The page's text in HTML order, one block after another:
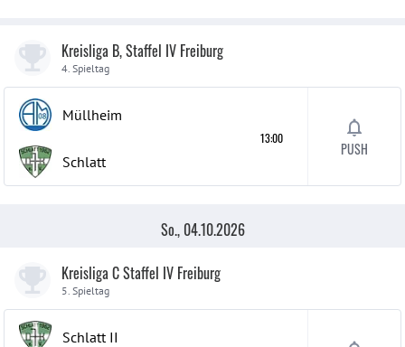
Kreisliga B, Staffel IV Freiburg
4. Spieltag
Müllheim
Schlatt
13:00
PUSH
So., 04.10.2026
Kreisliga C Staffel IV Freiburg
5. Spieltag
Schlatt II